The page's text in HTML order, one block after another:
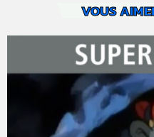
VOUS